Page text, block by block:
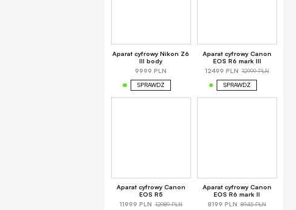
Aparat cyfrowy Nikon Z6
III body
9999 PLN
SPRAWDŹ
Aparat cyfrowy Canon
EOS R6 mark III
12499 PLN 12999 PLN
SPRAWDŹ
Aparat cyfrowy Canon
EOS R5
11999 PLN 12989 PLN
Aparat cyfrowy Canon
EOS R6 mark II
8199 PLN 8945 PLN